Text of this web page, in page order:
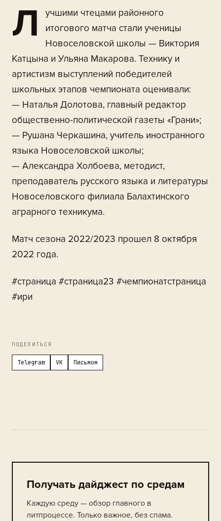
Л
учшими чтецами районного
итогового матча стали ученицы
Новоселовской школы — Виктория
Катцына и Ульяна Макарова. Технику и
артистизм выступлений победителей
школьных этапов чемпионата оценивали:
— Наталья Долотова, главный редактор
общественно-политической газеты «Грани»;
— Рушана Черкашина, учитель иностранного
языка Новоселовской школы;
— Александра Холбоева, методист,
преподаватель русского языка и литературы
Новоселовского филиала Балахтинского
аграрного техникума.
Матч сезона 2022/2023 прошел 8 октября
2022 года.
#страница #страница23 #чемпионатстраница
#ири
ПОДЕЛИТЬСЯ
Telegram VK Письмом
Получать дайджест по средам
Каждую среду — обзор главного в
литпроцессе. Только важное, без спама.